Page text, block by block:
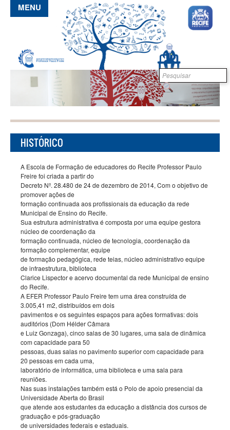
Pular para o conteúdo principal
Formulário de
busca
MENU
HISTÓRICO
A Escola de Formação de educadores do Recife Professor Paulo
Freire foi criada a partir do
Decreto Nº. 28.480 de 24 de dezembro de 2014, Com o objetivo de
promover ações de
formação continuada aos profissionais da educação da rede
Municipal de Ensino do Recife.
Sua estrutura administrativa é composta por uma equipe gestora
núcleo de coordenação da
formação continuada, núcleo de tecnologia, coordenação da
formação complementar, equipe
de formação pedagógica, rede teias, núcleo administrativo equipe
de infraestrutura, biblioteca
Clarice Lispector e acervo documental da rede Municipal de ensino
do Recife.
A EFER Professor Paulo Freire tem uma área construída de
3.005,41 m2, distribuídos em dois
pavimentos e os seguintes espaços para ações formativas: dois
auditórios (Dom Hélder Câmara
e Luiz Gonzaga), cinco salas de 30 lugares, uma sala de dinâmica
com capacidade para 50
pessoas, duas salas no pavimento superior com capacidade para
20 pessoas em cada uma,
laboratório de informática, uma biblioteca e uma sala para
reuniões.
Nas suas instalações também está o Polo de apoio presencial da
Universidade Aberta do Brasil
que atende aos estudantes da educação a distância dos cursos de
graduação e pós-graduação
de universidades federais e estaduais.